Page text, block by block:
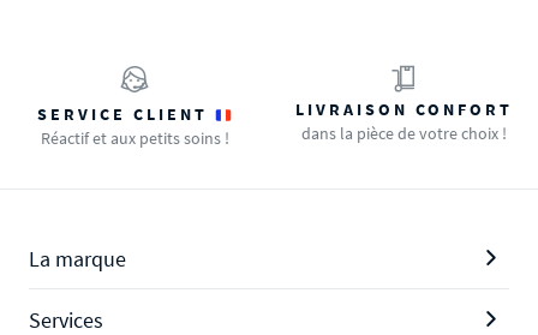
SERVICE CLIENT
Réactif et aux petits soins !
LIVRAISON CONFORT
dans la pièce de votre choix !
La marque
Services